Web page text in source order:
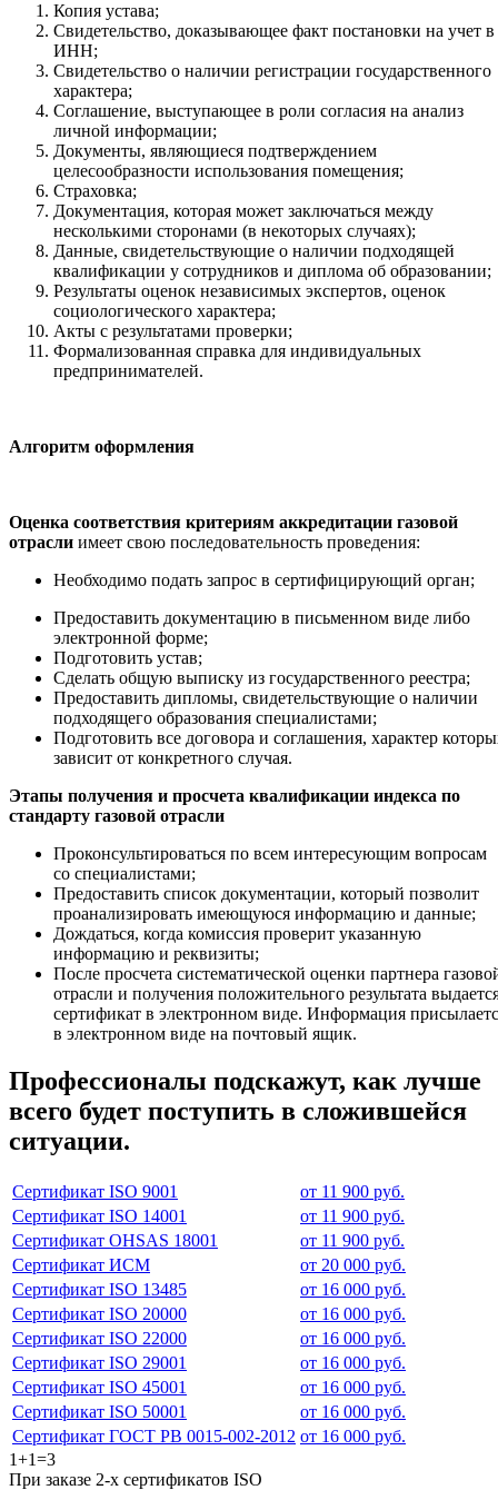
Копия устава;
Свидетельство, доказывающее факт постановки на учет в
ИНН;
Свидетельство о наличии регистрации государственного
характера;
Соглашение, выступающее в роли согласия на анализ
личной информации;
Документы, являющиеся подтверждением
целесообразности использования помещения;
Страховка;
Документация, которая может заключаться между
несколькими сторонами (в некоторых случаях);
Данные, свидетельствующие о наличии подходящей
квалификации у сотрудников и диплома об образовании;
Результаты оценок независимых экспертов, оценок
социологического характера;
Акты с результатами проверки;
Формализованная справка для индивидуальных
предпринимателей.
Алгоритм оформления
Оценка соответствия критериям аккредитации газовой
отрасли имеет свою последовательность проведения:
Необходимо подать запрос в сертифицирующий орган;
Предоставить документацию в письменном виде либо
электронной форме;
Подготовить устав;
Сделать общую выписку из государственного реестра;
Предоставить дипломы, свидетельствующие о наличии
подходящего образования специалистами;
Подготовить все договора и соглашения, характер
зависит от конкретного случая.
Этапы получения и просчета квалификации индекса по
стандарту газовой отрасли
Проконсультироваться по всем интересующим вопросам
со специалистами;
Предоставить список документации, который позволит
проанализировать имеющуюся информацию и данные;
Дождаться, когда комиссия проверит указанную
информацию и реквизиты;
После просчета систематической оценки партнера
отрасли и получения положительного результата
сертификат в электронном виде. Информация
в электронном виде на почтовый ящик.
Профессионалы подскажут, как лучше
всего будет поступить в сложившейся
ситуации.
Сертификат ISO 9001
от 11 900 руб.
Сертификат ISO 14001
от 11 900 руб.
Сертификат OHSAS 18001
от 11 900 руб.
Сертификат ИСМ
от 20 000 руб.
Сертификат ISO 13485
от 16 000 руб.
Сертификат ISO 20000
от 16 000 руб.
Сертификат ISO 22000
от 16 000 руб.
Сертификат ISO 29001
от 16 000 руб.
Сертификат ISO 45001
от 16 000 руб.
Сертификат ISO 50001
от 16 000 руб.
Сертификат ГОСТ РВ 0015-002-2012 от 16 000 руб.
1+1=3
При заказе 2-х сертификатов ISO